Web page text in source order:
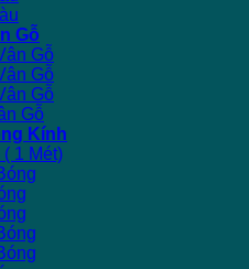
Gỗ
Gỗ
Gỗ
Gỗ
Gỗ
Kính
1 Mét)